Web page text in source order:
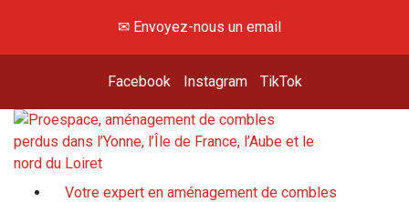
✉ Envoyez-nous un email
Facebook Instagram TikTok
Hey, viens voir là-haut !
Votre expert en aménagement de combles